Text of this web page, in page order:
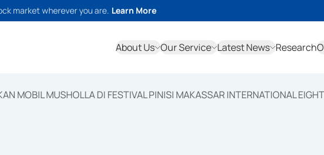
market wherever you are. Learn More
About Us Our Service Latest News Research
MOBIL MUSHOLLA DI FESTIVAL PINISI MAKASSAR INTERNATIONAL